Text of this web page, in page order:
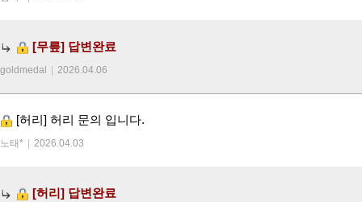
[무릎] 답변완료
goldmedal 2026.04.06
[허리] 허리 문의 입니다.
노태* 2026.04.03
[허리] 답변완료